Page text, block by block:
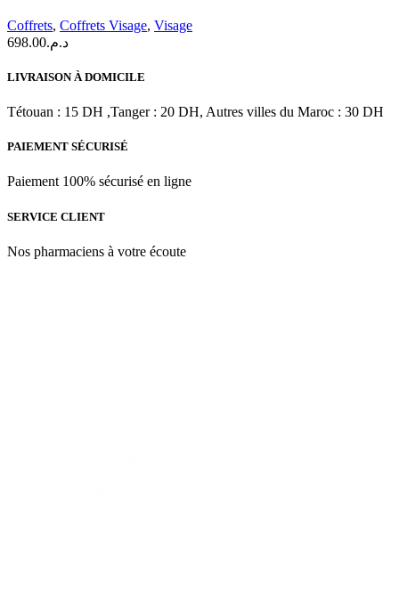
Premium
à
Hyaluronique
Coffrets, Coffrets Visage, Visage
د.م.698.00
LIVRAISON À DOMICILE
Tétouan : 15 DH ,Tanger : 20 DH, Autres villes du Maroc : 30 DH
PAIEMENT SÉCURISÉ
Paiement 100% sécurisé en ligne
SERVICE CLIENT
Nos pharmaciens à votre écoute